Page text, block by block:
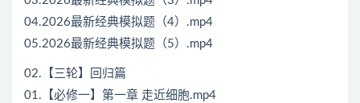
04.2026最新经典模拟题（4）.mp4
05.2026最新经典模拟题（5）.mp4
02.【三轮】回归篇
01.【必修一】第一章 走近细胞.mp4